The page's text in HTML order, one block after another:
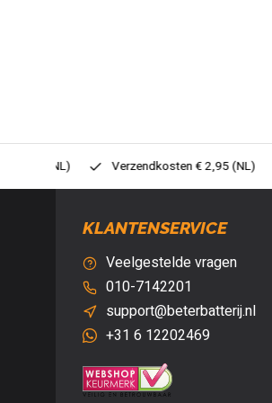
Verzendkosten € 2,95 (NL)
KLANTENSERVICE
Veelgestelde vragen
010-7142201
support@beterbatterij.nl
+31 6 12202469